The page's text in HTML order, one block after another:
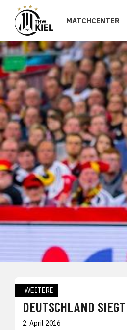
MATCHCENTER
WEITERE
DEUTSCHLAND
2. April 2016